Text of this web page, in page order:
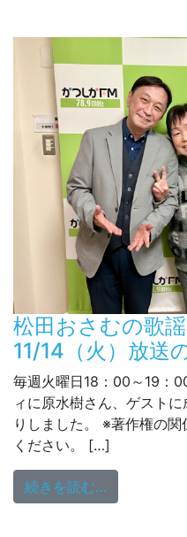
松田おさむの歌
11/14（火）放送
毎週火曜日18：00～19：
ィに原水樹さん、ゲスト
りしました。 ※著作権の
ください。 […]
続きを読む…